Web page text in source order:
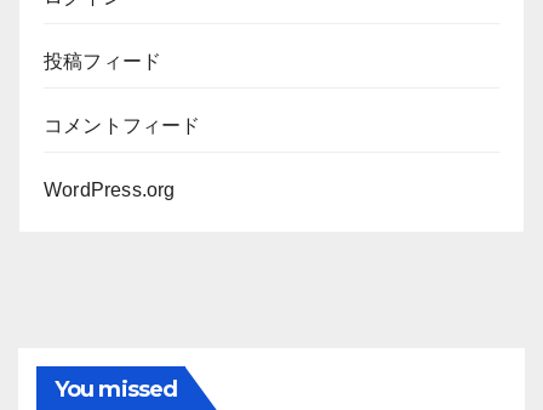
投稿フィード
コメントフィード
WordPress.org
You missed